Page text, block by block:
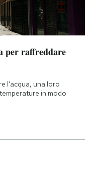
per raffreddare
l'acqua, una loro
in modo